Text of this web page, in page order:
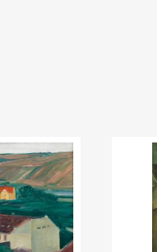
Karsův mlýn v KralupechJiří Kars